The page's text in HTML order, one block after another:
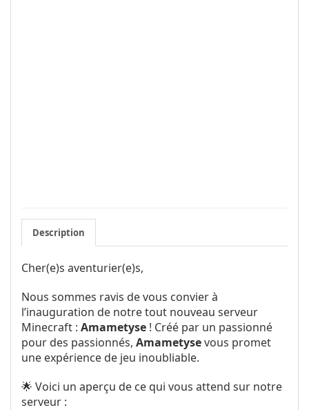
Description
Cher(e)s aventurier(e)s,
Nous sommes ravis de vous convier à
l’inauguration de notre tout nouveau serveur
Minecraft : Amametyse ! Créé par un passionné
pour des passionnés, Amametysevous promet
une expérience de jeu inoubliable.
🌟 Voici un aperçu de ce qui vous attend sur notre
serveur :